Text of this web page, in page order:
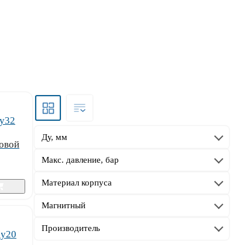
Ду, мм
Макс. давление, бар
Материал корпуса
Магнитный
Производитель